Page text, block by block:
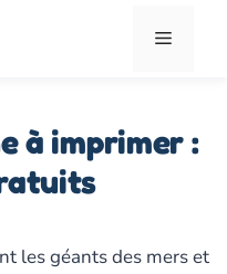
Menu
à imprimer :
les géants des mers et